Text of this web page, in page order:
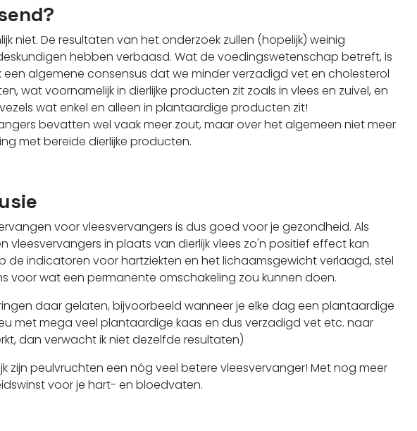
niet. De resultaten van het onderzoek zullen (hopelijk) weinig
hebben verbaasd. Wat de voedingswetenschap betreft, is
een algemene consensus dat we minder verzadigd vet en cholesterol
wat voornamelijk in dierlijke producten zit zoals in vlees en zuivel, en
wat enkel en alleen in plantaardige producten zit!
bevatten wel vaak meer zout, maar over het algemeen niet meer
met bereide dierlijke producten.
voor vleesvervangers is dus goed voor je gezondheid. Als
vleesvervangers in plaats van dierlijk vlees zo'n positief effect kan
de indicatoren voor hartziekten en het lichaamsgewicht verlaagd, stel
voor wat een permanente omschakeling zou kunnen doen.
daar gelaten, bijvoorbeeld wanneer je elke dag een plantaardige
met mega veel plantaardige kaas en dus verzadigd vet etc. naar
dan verwacht ik niet dezelfde resultaten)
zijn peulvruchten een nóg veel betere vleesvervanger! Met nog meer
voor je hart- en bloedvaten.